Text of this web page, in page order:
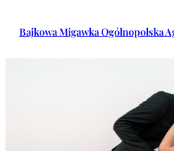
Bajkowa Migawka Ogólnopolska